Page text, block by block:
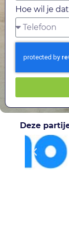
Hoe wil je
Deze